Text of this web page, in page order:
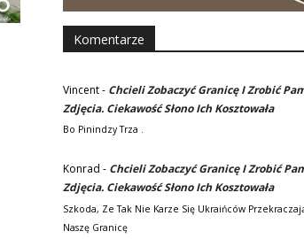
Komentarze
Vincent- Chcieli Zobaczyć Granicę I Zrobić
Zdjęcia. Ciekawość Słono Ich Kosztowała
Bo Pinindzy Trza .
Konrad - Chcieli Zobaczyć Granicę I Zrobić
Zdjęcia. Ciekawość Słono Ich Kosztowała
Szkoda, Ze Tak Nie Karze Się Ukraińców
Naszę Granicę